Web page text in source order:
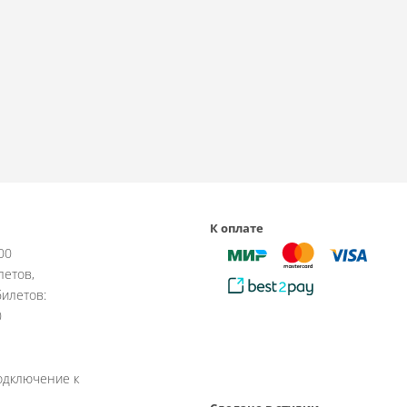
к
К оплате